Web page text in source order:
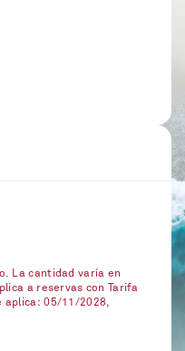
La cantidad varía en
a reservas con Tarifa
aplica: 05/11/2028,